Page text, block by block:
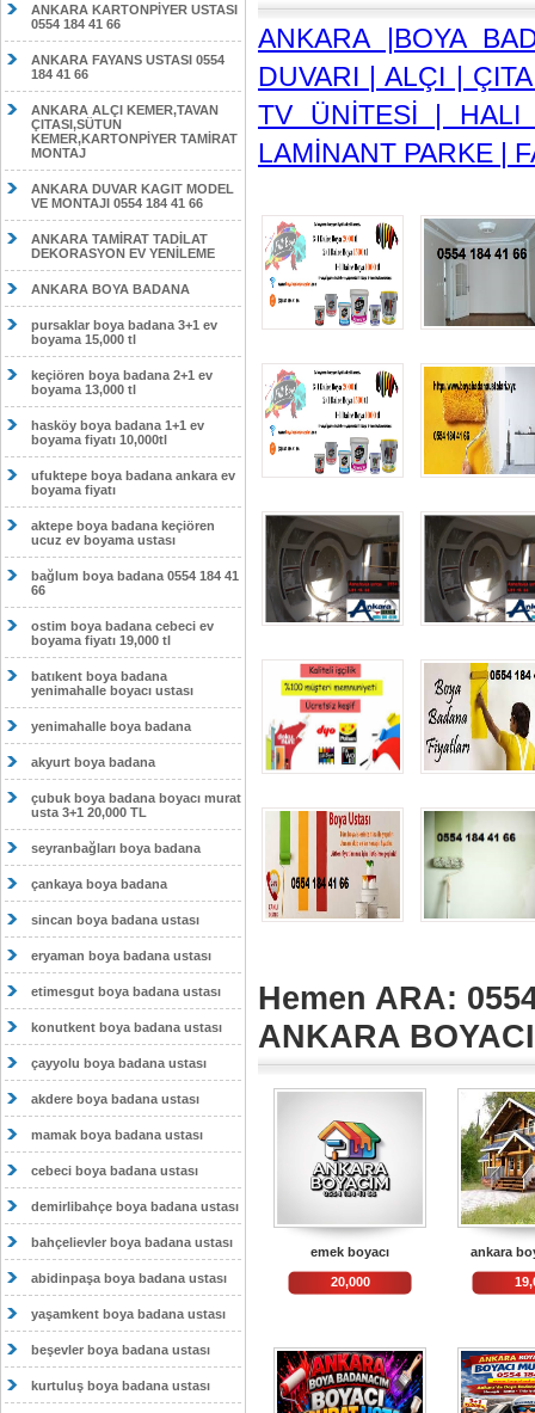
ANKARA KARTONPİYER USTASI
0554 184 41 66
ANKARA FAYANS USTASI 0554
184 41 66
ANKARA ALÇI KEMER,TAVAN
ÇITASI,SÜTUN
KEMER,KARTONPİYER TAMİRAT
MONTAJ
ANKARA DUVAR KAGIT MODEL
VE MONTAJI 0554 184 41 66
ANKARA TAMİRAT TADİLAT
DEKORASYON EV YENİLEME
ANKARA BOYA BADANA
pursaklar boya badana 3+1 ev
boyama 15,000 tl
keçiören boya badana 2+1 ev
boyama 13,000 tl
hasköy boya badana 1+1 ev
boyama fiyatı 10,000tl
ufuktepe boya badana ankara ev
boyama fiyatı
aktepe boya badana keçiören
ucuz ev boyama ustası
bağlum boya badana 0554 184 41
66
ostim boya badana cebeci ev
boyama fiyatı 19,000 tl
batıkent boya badana
yenimahalle boyacı ustası
yenimahalle boya badana
akyurt boya badana
çubuk boya badana boyacı murat
usta 3+1 20,000 TL
seyranbağları boya badana
çankaya boya badana
sincan boya badana ustası
eryaman boya badana ustası
etimesgut boya badana ustası
konutkent boya badana ustası
çayyolu boya badana ustası
akdere boya badana ustası
mamak boya badana ustası
cebeci boya badana ustası
demirlibahçe boya badana ustası
bahçelievler boya badana ustası
abidinpaşa boya badana ustası
yaşamkent boya badana ustası
beşevler boya badana ustası
kurtuluş boya badana ustası
ANKARA |BOYA
DUVARI | ALÇI |
TV ÜNİTESİ | HALI
LAMİNANT PARKE |
Hemen ARA:
ANKARA
emek boyacı
20,000
ankara